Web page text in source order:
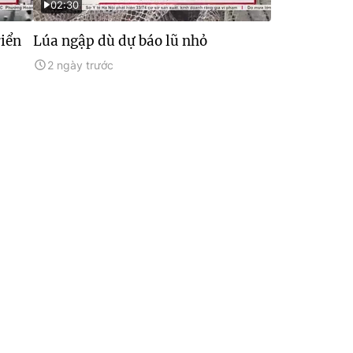
02:30
Lúa ngập dù dự báo lũ nhỏ
2 ngày trước